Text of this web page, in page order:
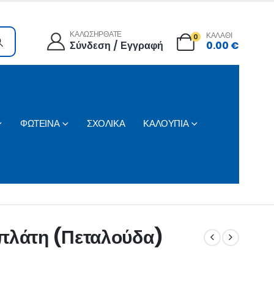
ΚΑΛΩΣΗΡΘΑΤΕ
Σύνδεση / Εγγραφή
0 ΚΑΛΑΘΙ
0.00 €
ΦΩΤΕΙΝΑ ΣΧΟΛΙΚΑ ΚΑΛΟΥΠΙΑ
(Πεταλούδα)